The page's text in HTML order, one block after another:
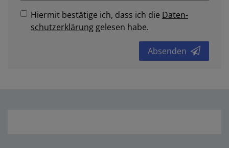
Hiermit bestätige ich, dass ich die Daten­
schutz­erklärung gelesen habe.
Absenden